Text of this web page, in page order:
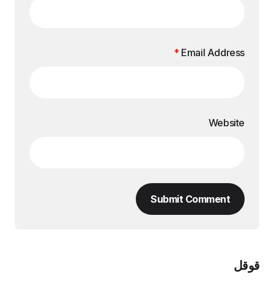
Email Address
*
Website
Submit Comment
قوقل